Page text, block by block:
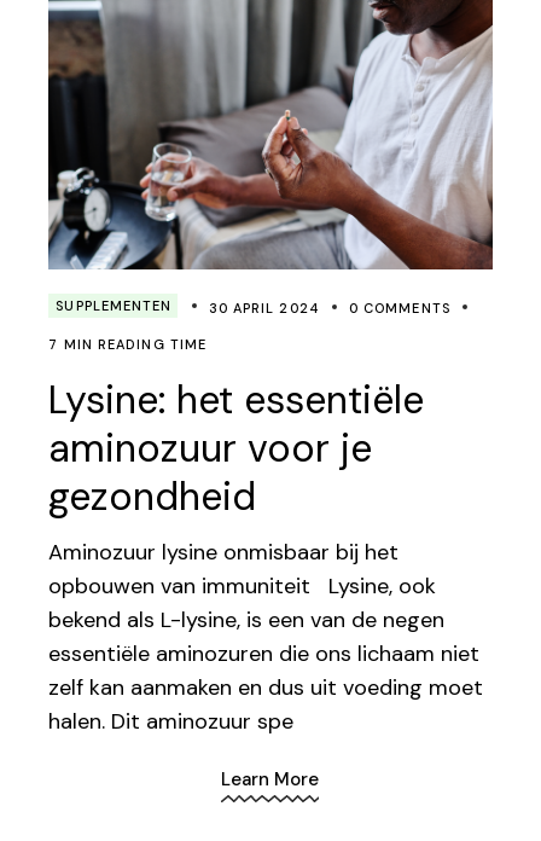
SUPPLEMENTEN 30 APRIL 2024 0 COMMENTS
7 MIN READING TIME
Lysine: het essentiële
aminozuur voor je
gezondheid
Aminozuur lysine onmisbaar bij het
opbouwen van immuniteit Lysine, ook
bekend als L-lysine, is een van de negen
essentiële aminozuren die ons lichaam niet
zelf kan aanmaken en dus uit voeding moet
halen. Dit aminozuur spe
Learn More